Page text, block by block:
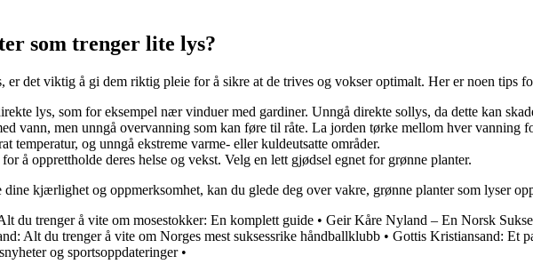
som trenger lite lys?
det viktig å gi dem riktig pleie for å sikre at de trives og vokser optimalt. Her er noen tips
lys, som for eksempel nær vinduer med gardiner. Unngå direkte sollys, da dette kan
vann, men unngå overvanning som kan føre til råte. La jorden tørke mellom hver vanning
temperatur, og unngå ekstreme varme- eller kuldeutsatte områder.
å opprettholde deres helse og vekst. Velg en lett gjødsel egnet for grønne planter.
kjærlighet og oppmerksomhet, kan du glede deg over vakre, grønne planter som lyser
du trenger å vite om mosestokker: En komplett guide • Geir Kåre Nyland – En Norsk
Alt du trenger å vite om Norges mest suksessrike håndballklubb • Gottis Kristiansand: Et
og sportsoppdateringer•